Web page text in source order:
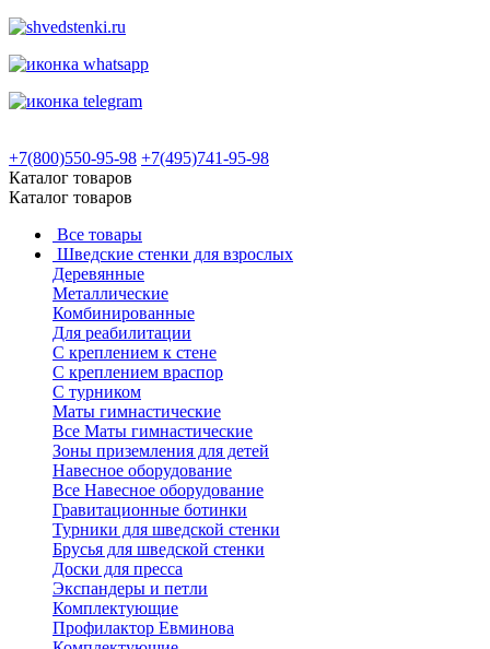
+7(800)550-95-98 +7(495)741-95-98
Каталог товаров
Каталог товаров
Все товары
Шведские стенки для взрослых
Деревянные
Металлические
Комбинированные
Для реабилитации
С креплением к стене
С креплением враспор
С турником
Маты гимнастические
Все Маты гимнастические
Зоны приземления для детей
Навесное оборудование
Все Навесное оборудование
Гравитационные ботинки
Турники для шведской стенки
Брусья для шведской стенки
Доски для пресса
Экспандеры и петли
Комплектующие
Профилактор Евминова